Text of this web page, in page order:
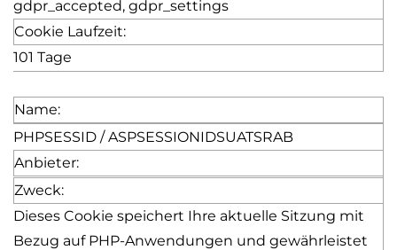
gdpr_accepted, gdpr_settings
Cookie Laufzeit:
101 Tage
Name:
PHPSESSID / ASPSESSIONIDSUATSRAB
Anbieter:
Zweck:
Dieses Cookie speichert Ihre aktuelle Sitzung mit
Bezug auf PHP-Anwendungen und gewährleistet